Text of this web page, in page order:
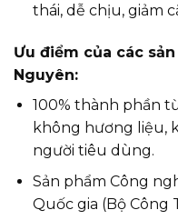
thái, dễ chịu, giảm
Ưu điểm của các
Nguyên:
100% thành phần
không hương liệu,
người tiêu dùng.
Sản phẩm Công
Quốc gia (Bộ Công